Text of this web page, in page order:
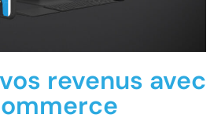
revenus avec